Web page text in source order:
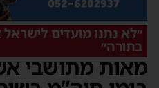
‏״לא נתנו מועדים
בתורה״
‏מאות מתושבי